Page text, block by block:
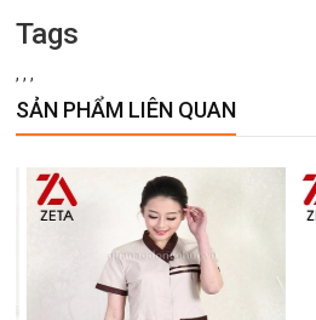
Tags
, , ,
SẢN PHẨM LIÊN QUAN